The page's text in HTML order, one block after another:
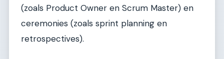
(zoals Product Owner en Scrum Master) en
ceremonies (zoals sprint planning en
retrospectives).